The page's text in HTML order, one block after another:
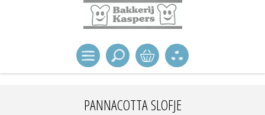
PANNACOTTA SLOFJE